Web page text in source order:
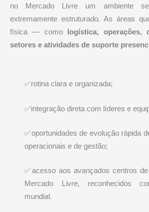
no Mercado Livre um ambiente
extremamente estruturado. As áreas
física — como
logística, operações,
setores e atividades de suporte
✅rotina clara e organizada;
✅integração direta com líderes e
✅oportunidades de evolução rápida
operacionais e de gestão;
✅acesso aos avançados centros
Mercado Livre, reconhecidos
mundial.